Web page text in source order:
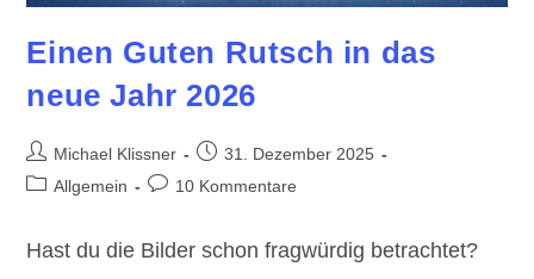
Einen Guten Rutsch in das
neue Jahr 2026
Beitrags-
Autor:
Michael Klissner
Beitrag
veröffentlicht:
31. Dezember 2025
Beitrags-
Allgemein
Beitrags-
10 Kommentare
Hast du die Bilder schon fragwürdig betrachtet?